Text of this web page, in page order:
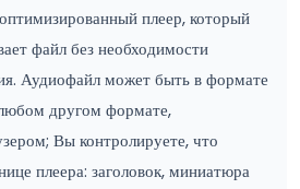
плеер, который
файл без необходимости
Аудиофайл может быть в формате
другом формате,
Вы контролируете, что
плеера: заголовок, миниатюра